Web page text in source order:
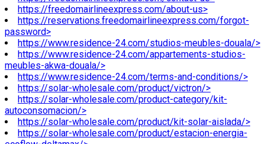
https://freedomairlineexpress.com/about-us>
https://reservations.freedomairlineexpress.com/forgot-
password>
https://www.residence-24.com/studios-meubles-douala/>
https://www.residence-24.com/appartements-studios-
meubles-akwa-douala/>
https://www.residence-24.com/terms-and-conditions/>
https://solar-wholesale.com/product/victron/>
https://solar-wholesale.com/product-category/kit-
autoconsomacion/>
https://solar-wholesale.com/product/kit-solar-aislada/>
https://solar-wholesale.com/product/estacion-energia-